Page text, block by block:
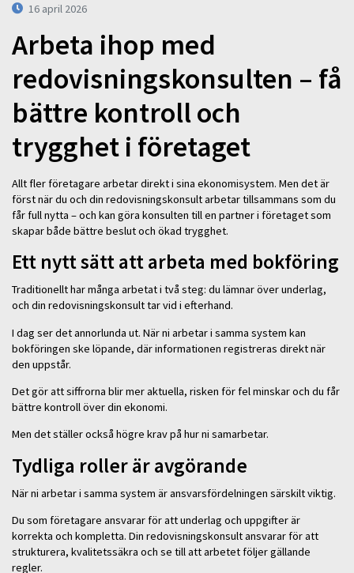
16 april 2026
Arbeta ihop med
redovisningskonsulten – få
bättre kontroll och
trygghet i företaget
Allt fler företagare arbetar direkt i sina ekonomisystem. Men det är
först när du och din redovisningskonsult arbetar tillsammans som du
får full nytta – och kan göra konsulten till en partner i företaget som
skapar både bättre beslut och ökad trygghet.
Ett nytt sätt att arbeta med bokföring
Traditionellt har många arbetat i två steg: du lämnar över underlag,
och din redovisningskonsult tar vid i efterhand.
I dag ser det annorlunda ut. När ni arbetar i samma system kan
bokföringen ske löpande, där informationen registreras direkt när
den uppstår.
Det gör att siffrorna blir mer aktuella, risken för fel minskar och du får
bättre kontroll över din ekonomi.
Men det ställer också högre krav på hur ni samarbetar.
Tydliga roller är avgörande
När ni arbetar i samma system är ansvarsfördelningen särskilt viktig.
Du som företagare ansvarar för att underlag och uppgifter är
korrekta och kompletta. Din redovisningskonsult ansvarar för att
strukturera, kvalitetssäkra och se till att arbetet följer gällande
regler.